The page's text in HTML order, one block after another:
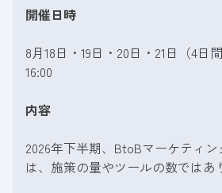
開催日時
8月18日・19日・20日・21日（4
16:00
内容
2026年下半期、BtoBマーケティ
は、施策の量やツールの数ではあ